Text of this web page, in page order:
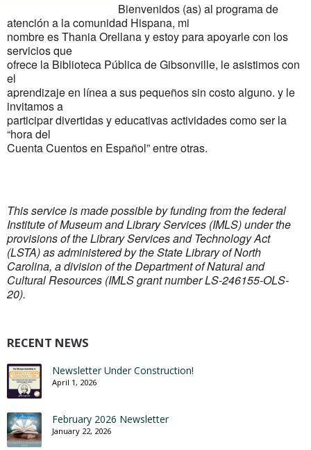
Bienvenidos (as) al programa de
atención a la comunidad Hispana, mi
nombre es Thania Orellana y estoy para apoyarle con los
servicios que
ofrece la Biblioteca Pública de Gibsonville, le asistimos con
el
aprendizaje en línea a sus pequeños sin costo alguno. y le
invitamos a
participar divertidas y educativas actividades como ser la
“hora del
Cuenta Cuentos en Español” entre otras.
This service is made possible by funding from the federal
Institute of Museum and Library Services (IMLS) under the
provisions of the Library Services and Technology Act
(LSTA) as administered by the State Library of North
Carolina, a division of the Department of Natural and
Cultural Resources (IMLS grant number LS-246155-OLS-
20).
RECENT NEWS
Newsletter Under Construction!
April 1, 2026
February 2026 Newsletter
January 22, 2026